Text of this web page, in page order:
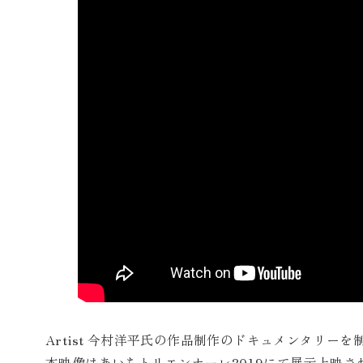
Artist 今村洋平氏の作品制作のドキュメンタリーを